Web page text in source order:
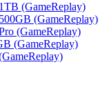
(GameReplay)
(GameReplay)
(GameReplay)
(GameReplay)